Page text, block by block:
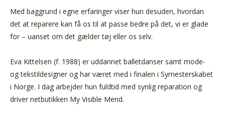
Med baggrund i egne erfaringer viser hun desuden, hvordan
det at reparere kan få os til at passe bedre på det, vi er glade
for – uanset om det gælder tøj eller os selv.
Eva Kittelsen (f. 1988) er uddannet balletdanser samt mode-
og tekstildesigner og har været med i finalen i Symesterskabet
i Norge. I dag arbejder hun fuldtid med synlig reparation og
driver netbutikken My Visible Mend.